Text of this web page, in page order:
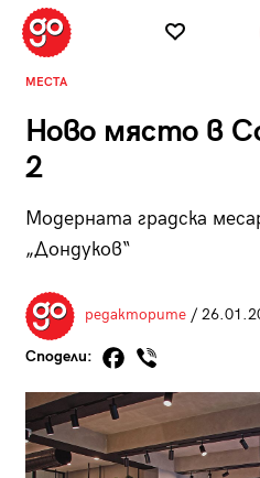
МЕСТА
Ново място в
2
Модерната градска
„Дондуков“
редакторите/
Сподели: